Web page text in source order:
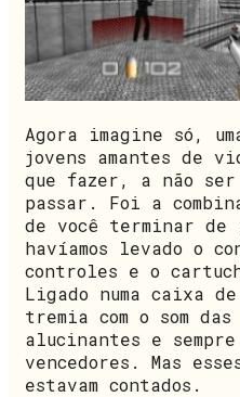
Agora imagine só,
jovens amantes de
que fazer, a não ser
passar. Foi a
de você terminar
havíamos levado o
controles e o
Ligado numa caixa
tremia com o som
alucinantes e
vencedores. Mas
estavam contados.